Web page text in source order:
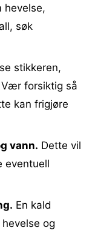
hevelse,
søk
stikkeren,
forsiktig så
kan frigjøre
vann. Dette vil
eventuell
En kald
og